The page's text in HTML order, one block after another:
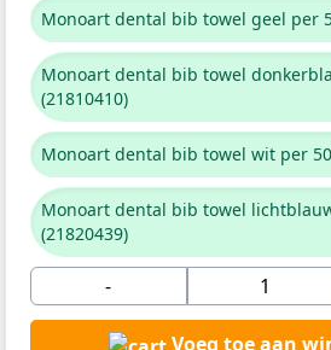
Monoart dental bib towel geel per
Monoart dental bib towel
(21810410)
Monoart dental bib towel wit per
Monoart dental bib towel
(21820439)
-
Voeg toe aan